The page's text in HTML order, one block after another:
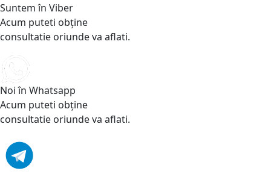
Suntem în Viber
Acum puteti obține
consultatie oriunde va aflati.
Noi în Whatsapp
Acum puteti obține
consultatie oriunde va aflati.